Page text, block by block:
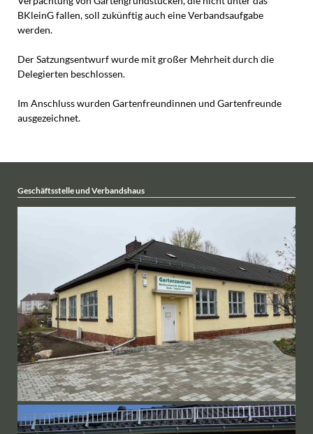
BKleinG fallen, soll zukünftig auch eine Verbandsaufgabe
werden.
Der Satzungsentwurf wurde mit großer Mehrheit durch die
Delegierten beschlossen.
Im Anschluss wurden Gartenfreundinnen und Gartenfreunde
ausgezeichnet.
Geschäftsstelle und Verbandshaus